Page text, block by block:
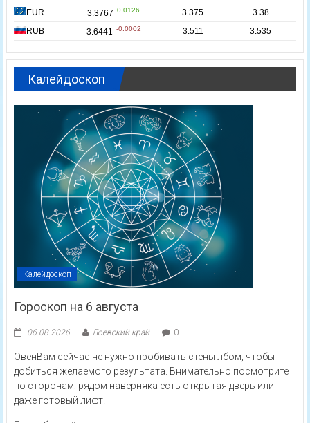
Калейдоскоп
Калейдоскоп
Гороскоп на 6 августа
06.08.2026 Лоевский край 0
ОвенВам сейчас не нужно пробивать стены лбом, чтобы
добиться желаемого результата. Внимательно посмотрите
по сторонам: рядом наверняка есть открытая дверь или
даже готовый лифт.